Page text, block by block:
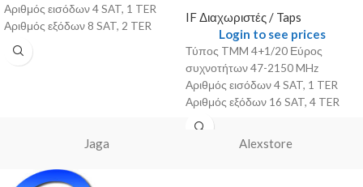
Αριθμός εισόδων 4 SAT, 1 TER
Αριθμός εξόδων 8 SAT, 2 TER
Απώλεια διέλευσης
IF Διαχωριστές / Taps
Login to see prices
Τύπος TMM 4+1/20 Εύρος
συχνοτήτων 47-2150 MHz
Αριθμός εισόδων 4 SAT, 1 TER
Αριθμός εξόδων 16 SAT, 4 TER
Απώλεια διέλευσης
Jaga Alexstore